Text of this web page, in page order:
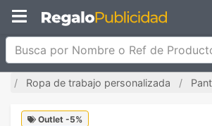
Busca por Nombre o Ref de Producto
Ropa de trabajo personalizada
Outlet -5%